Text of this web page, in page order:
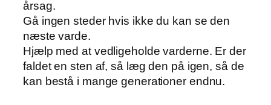
årsag.
Gå ingen steder hvis ikke du kan se den
næste varde.
Hjælp med at vedligeholde varderne. Er der
faldet en sten af, så læg den på igen, så de
kan bestå i mange generationer endnu.